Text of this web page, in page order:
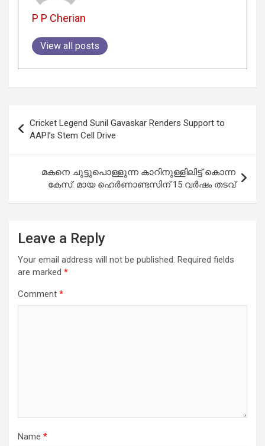
P P Cherian
View all posts
navigation
Cricket Legend Sunil Gavaskar Renders Support to
AAPI’s Stem Cell Drive
മകനെ ചുട്ടുപൊള്ളുന്ന കാറിനുള്ളിലിട്ട് കൊന്ന
കേസ്: മായ ഹെർണാണ്ടസിന് 15 വർഷം തടവ്
Leave a Reply
Your email address will not be published. Required fields
are marked *
Comment *
Name *